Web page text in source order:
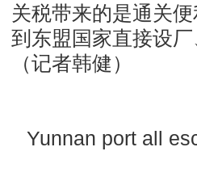
关税带来的是通关
到东盟国家直接设
（记者韩健）
Yunnan port all